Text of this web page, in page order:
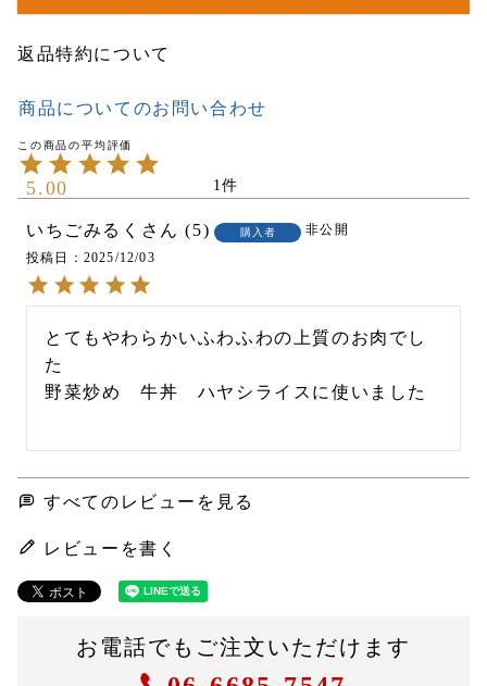
返品特約について
商品についてのお問い合わせ
5.00 1
いちごみるく 5 購入者
非公開
投稿日
2025/12/03
とてもやわらかいふわふわの上質のお肉でし
た
野菜炒め　牛丼　ハヤシライスに使いました
すべてのレビューを見る
レビューを書く
お電話でもご注文いただけます